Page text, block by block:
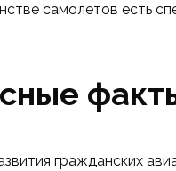
самолетов есть
гражданских